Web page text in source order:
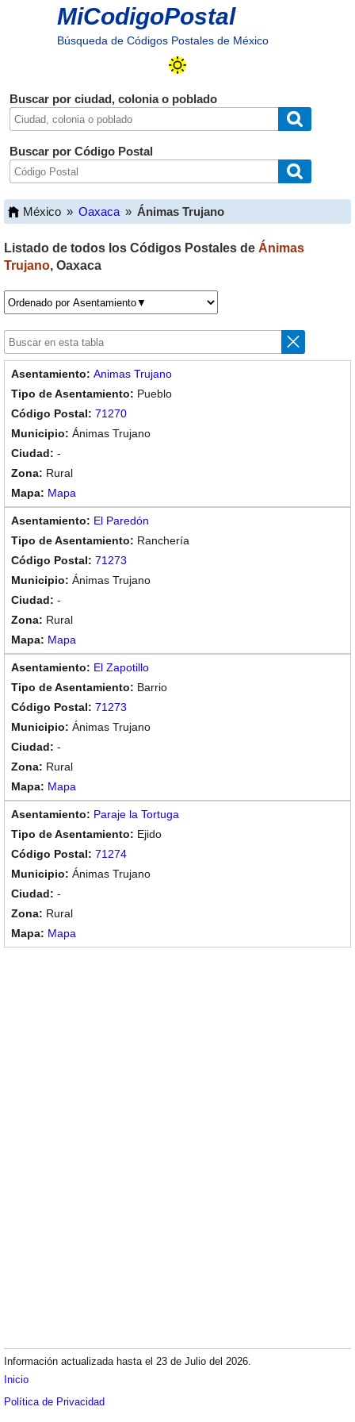
MiCodigoPostal
Búsqueda de Códigos Postales de México
Buscar por ciudad, colonia o poblado
Buscar por Código Postal
México » Oaxaca » Ánimas Trujano
Listado de todos los Códigos Postales de Ánimas
Trujano, Oaxaca
Animas Trujano
Pueblo
71270
Ánimas Trujano
-
Rural
Mapa
El Paredón
Ranchería
71273
Ánimas Trujano
-
Rural
Mapa
El Zapotillo
Barrio
71273
Ánimas Trujano
-
Rural
Mapa
Paraje la Tortuga
Ejido
71274
Ánimas Trujano
-
Rural
Mapa
Información actualizada hasta el 23 de Julio del 2026.
Inicio
Política de Privacidad